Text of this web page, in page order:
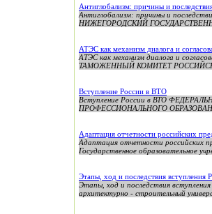
Антиглобализм: причины и
Антиглобализм: причины и
НИЖЕГОРОДСКИЙ
АТЭС как механизм диалога и
АТЭС как механизм диалога и
ТАМОЖЕННЫЙ КОМИТЕТ
Вступление России в ВТО
Вступление России в ВТО
ПРОФЕССИОНАЛЬНОГО
Адаптация отчетности российских
Адаптация отчетности российских
Государственное образовательное
Этапы, ход и последствия вступления
Этапы, ход и последствия
архитектурно - строительный